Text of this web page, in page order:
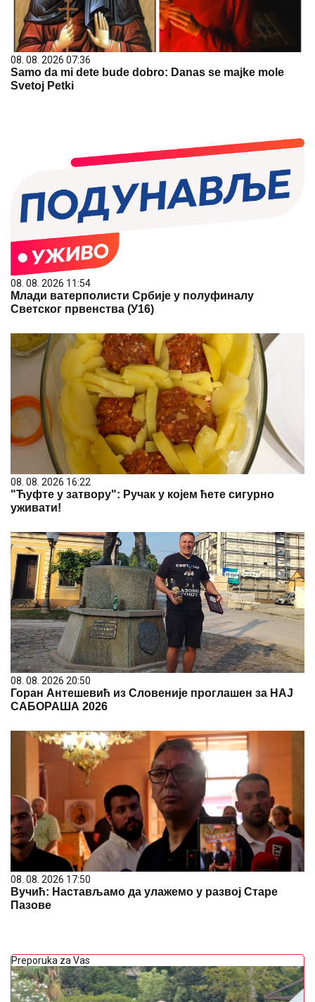
08. 08. 2026 07:36
Samo da mi dete bude dobro: Danas se majke mole
Svetoj Petki
08. 08. 2026 11:54
Млади ватерполисти Србије у полуфиналу
Светског првенства (У16)
08. 08. 2026 16:22
"Ћуфте у затвору": Ручак у којем ћете сигурно
уживати!
08. 08. 2026 20:50
Горан Антешевић из Словеније проглашен за НАЈ
САБОРАША 2026
08. 08. 2026 17:50
Вучић: Настављамо да улажемо у развој Старе
Пазове
Preporuka za Vas